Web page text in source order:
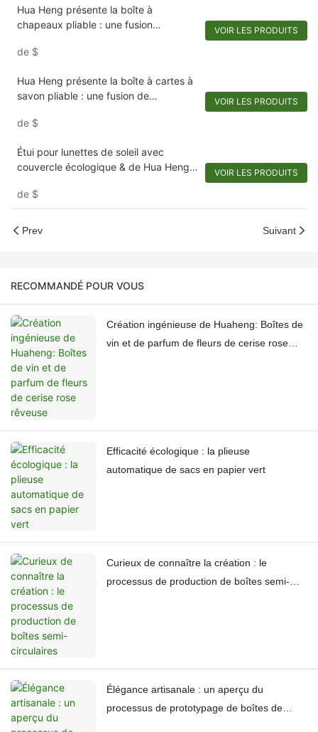
Hua Heng présente la boîte à
chapeaux pliable : une fusion
personnalisation
de $
VOIR LES PRODUITS
Hua Heng présente la boîte à cartes à
savon pliable : une fusion de
de $
VOIR LES PRODUITS
Étui pour lunettes de soleil avec
couvercle écologique & de Hua Heng :
de $
VOIR LES PRODUITS
Prev Suivant
RECOMMANDÉ POUR VOUS
Création ingénieuse de Huaheng: Boîtes de
vin et de parfum de fleurs de cerise rose
Efficacité écologique : la plieuse
automatique de sacs en papier vert
Curieux de connaître la création : le
processus de production de boîtes semi-
Élégance artisanale : un aperçu du
processus de prototypage de boîtes de